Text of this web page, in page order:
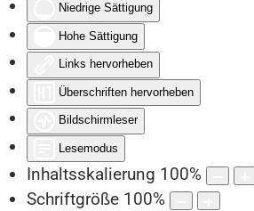
Niedrige Sättigung
Hohe Sättigung
Links hervorheben
Überschriften hervorheben
Bildschirmleser
Lesemodus
Inhaltsskalierung 100%
Schriftgröße 100%